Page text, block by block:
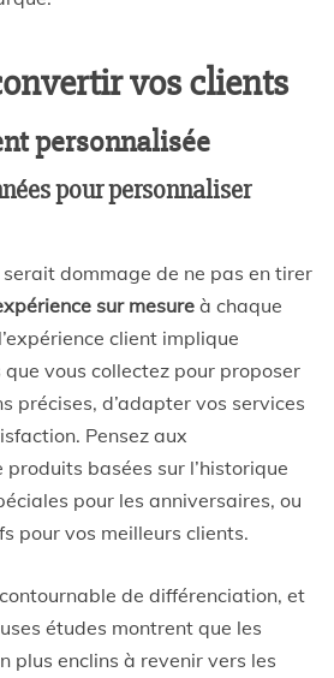
vos clients
personnalisée
pour personnaliser
dommage de ne pas en tirer
sur mesure à chaque
client implique
que vous collectez pour proposer
précises, d’adapter vos services
Pensez aux
basées sur l’historique
pour les anniversaires, ou
pour vos meilleurs clients.
de différenciation, et
études montrent que les
plus enclins à revenir vers les